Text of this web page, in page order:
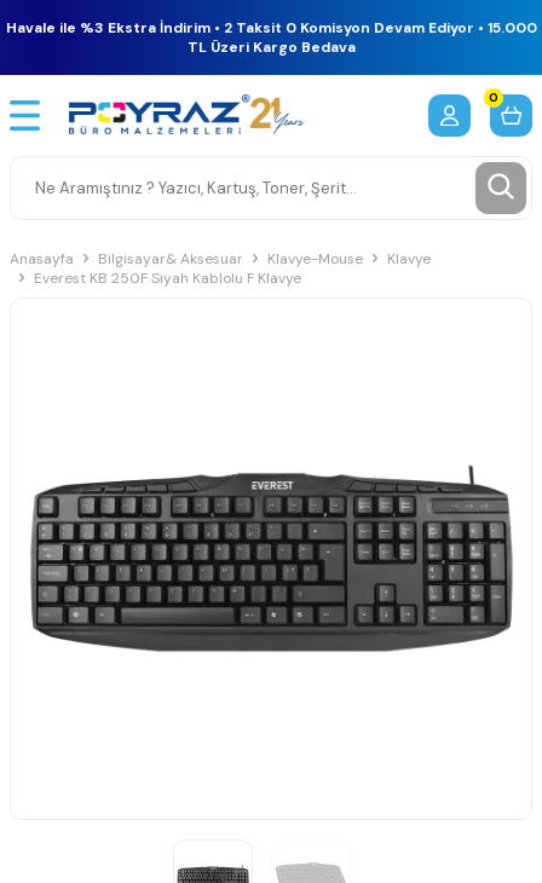
Havale ile %3 Ekstra İndirim • 2 Taksit 0 Komisyon Devam Ediyor • 15.000
TL Üzeri Kargo Bedava
0
Anasayfa Bilgisayar& Aksesuar Klavye-Mouse
Klavye
Everest KB 250F Siyah Kablolu F Klavye